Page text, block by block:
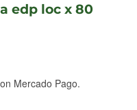
edp loc x 80
Mercado Pago.
LOC x 80 cantidad